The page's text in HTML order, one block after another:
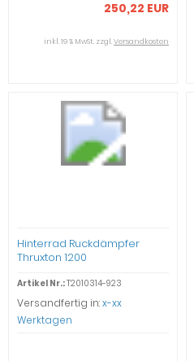
250,22 EUR
inkl. 19 % MwSt. zzgl.Versandkosten
Hinterrad Ruckdämpfer
Thruxton 1200
Artikel Nr.:T2010314-923
Versandfertig in:x-xx
Werktagen